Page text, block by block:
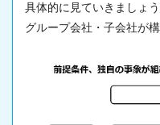
具体的に見ていきましょう
グループ会社・子会社が